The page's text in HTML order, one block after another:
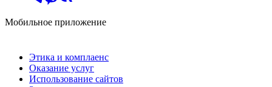
Мобильное приложение
Этика и комплаенс
Оказание услуг
Использование сайтов